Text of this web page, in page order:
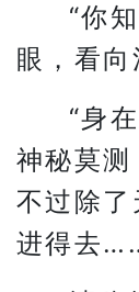
“你
眼，看向
“身
神秘莫测
不过除
进得去